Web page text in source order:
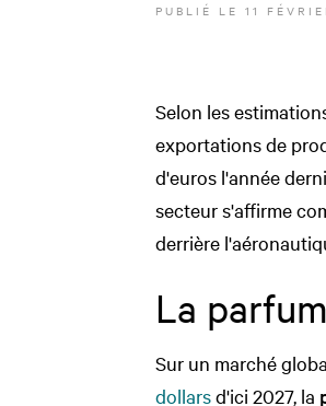
PUBLIÉ LE 11
Selon les
exportations de
d'euros l'année
secteur s'affirme
derrière
La
Sur un marché
dollarsd'ici 2027, la